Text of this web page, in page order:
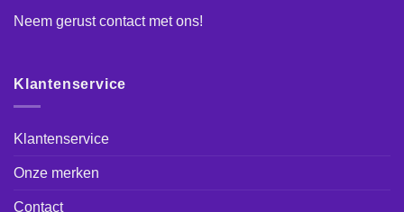
Neem gerustcontactmet ons!
Klantenservice
Klantenservice
Onze merken
Contact